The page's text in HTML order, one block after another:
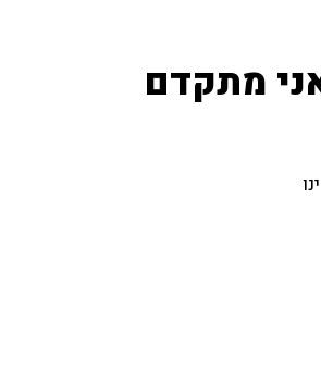
מתקדם